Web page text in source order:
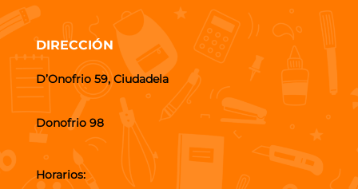
DIRECCIÓN
D’Onofrio 59, Ciudadela
Donofrio 98
Horarios: